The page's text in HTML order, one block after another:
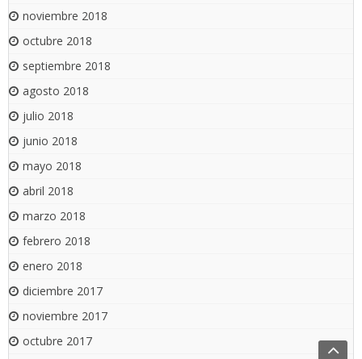
noviembre 2018
octubre 2018
septiembre 2018
agosto 2018
julio 2018
junio 2018
mayo 2018
abril 2018
marzo 2018
febrero 2018
enero 2018
diciembre 2017
noviembre 2017
octubre 2017